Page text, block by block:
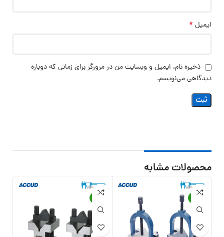
ایمیل *
ذخیره نام، ایمیل و وبسایت من در مرورگر برای زمانی که دوباره
دیدگاهی می‌نویسم.
محصولات مشابه
-15%
-18%